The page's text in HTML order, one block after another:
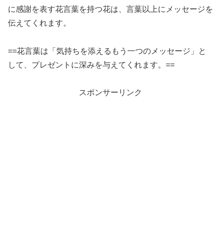
に感謝を表す花言葉を持つ花は、言葉以上にメッセージを
伝えてくれます。
==花言葉は「気持ちを添えるもう一つのメッセージ」と
して、プレゼントに深みを与えてくれます。==
スポンサーリンク